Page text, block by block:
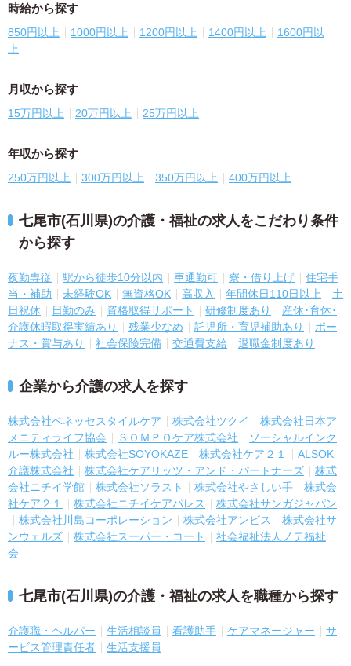
時給から探す
850円以上 1000円以上 1200円以上 1400円以上
1600円以
上
月収から探す
15万円以上 20万円以上 25万円以上
年収から探す
250万円以上 300万円以上 350万円以上 400万円以上
七尾市(石川県)の介護・福祉の求人をこだわり条件
から探す
夜勤専従 駅から徒歩10分以内 車通勤可 寮・借り上げ
住宅手
当・補助
未経験OK 無資格OK 高収入 年間休日110日以上
土
日祝休
日勤のみ 資格取得サポート 研修制度あり
産休･育休･
介護休暇取得実績あり
残業少なめ 託児所・育児補助あり
ボー
ナス・賞与あり
社会保険完備 交通費支給 退職金制度あり
企業から介護の求人を探す
株式会社ベネッセスタイルケア 株式会社ツクイ
株式会社日本ア
メニティライフ協会
ＳＯＭＰＯケア株式会社
ソーシャルインク
ルー株式会社
株式会社SOYOKAZE 株式会社ケア２１
ALSOK
介護株式会社
株式会社ケアリッツ・アンド・パートナーズ
株式
会社ニチイ学館
株式会社ソラスト 株式会社やさしい手
株式会
社ケア２１
株式会社ニチイケアパレス
株式会社サンガジャパン
株式会社川島コーポレーション
株式会社アンビス
株式会社サ
ンウェルズ
株式会社スーパー・コート
社会福祉法人ノテ福祉
会
七尾市(石川県)の介護・福祉の求人を職種から探す
介護職・ヘルパー 生活相談員 看護助手 ケアマネージャー
サ
ービス管理責任者
生活支援員